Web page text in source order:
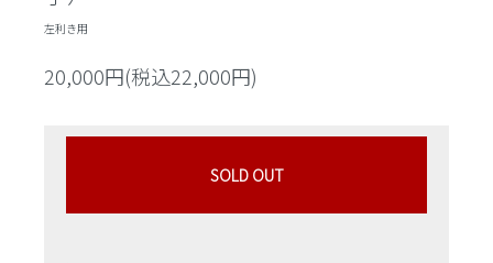
左利き用
20,000円(税込22,000円)
SOLD OUT